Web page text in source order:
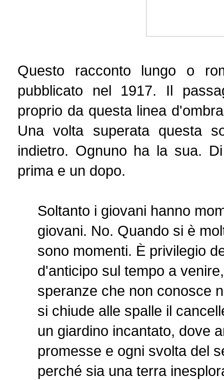
Questo racconto lungo o
pubblicato nel 1917. Il
proprio da questa linea
Una volta superata questa
indietro. Ognuno ha la sua.
prima e un dopo.
Soltanto i giovani hanno
giovani. No. Quando si è
sono momenti. È privilegio
d'anticipo sul tempo a
speranze che non conosce
si chiude alle spalle il
un giardino incantato, dove
promesse e ogni svolta del
perché sia una terra